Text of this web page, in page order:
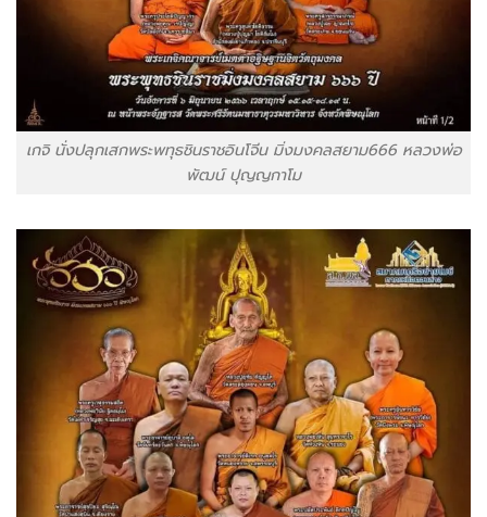
เกจิ นั่งปลุกเสกพระพทุธชินราชอินโจีน มิ่งมงคลสยาม666 หลวงพ่อ
พัฒน์ ปุญญกาโม